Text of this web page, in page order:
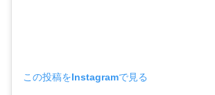
この投稿をInstagramで見る